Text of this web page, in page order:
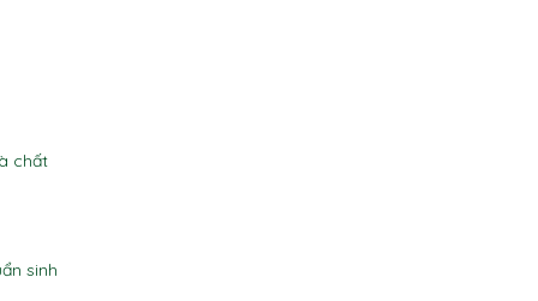
chất
sinh